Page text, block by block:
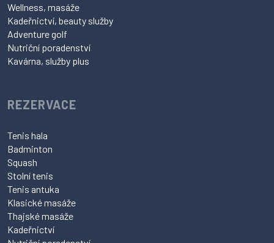
Wellness, masáže
Kadeřnictví, beauty služby
Adventure golf
Nutriční poradenství
Kavárna, služby plus
REZERVACE
Tenis hala
Badminton
Squash
Stolní tenis
Tenis antuka
Klasické masáže
Thajské masáže
Kadeřnictví